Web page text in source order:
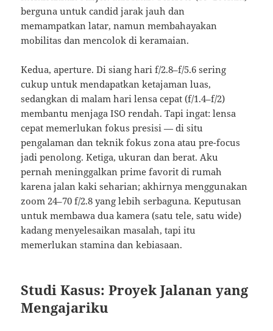
berguna untuk candid jarak jauh dan
memampatkan latar, namun membahayakan
mobilitas dan mencolok di keramaian.
Kedua, aperture. Di siang hari f/2.8–f/5.6 sering
cukup untuk mendapatkan ketajaman luas,
sedangkan di malam hari lensa cepat (f/1.4–f/2)
membantu menjaga ISO rendah. Tapi ingat: lensa
cepat memerlukan fokus presisi — di situ
pengalaman dan teknik fokus zona atau pre-focus
jadi penolong. Ketiga, ukuran dan berat. Aku
pernah meninggalkan prime favorit di rumah
karena jalan kaki seharian; akhirnya menggunakan
zoom 24–70 f/2.8 yang lebih serbaguna. Keputusan
untuk membawa dua kamera (satu tele, satu wide)
kadang menyelesaikan masalah, tapi itu
memerlukan stamina dan kebiasaan.
Studi Kasus: Proyek Jalanan yang
Mengajariku